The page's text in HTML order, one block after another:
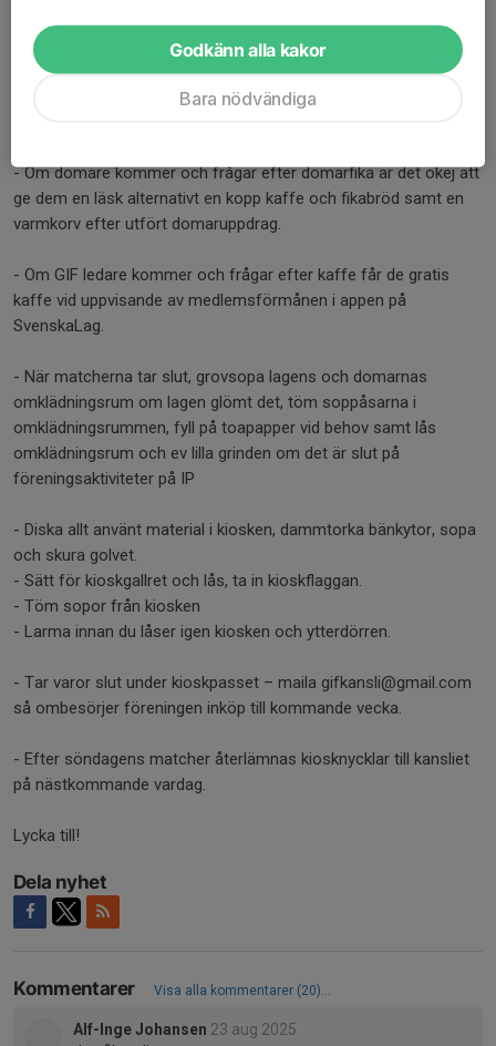
- Om mjölken (eller annat) tar slut gå på Ica och köp ny, spara
kvittot och skriv dina kontouppgifter på baksidan och lämna
kvittot i samband med återlämning av nycklarna så får du tillbaka
- Om domare kommer och frågar efter domarfika är det okej att
ge dem en läsk alternativt en kopp kaffe och fikabröd samt en
varmkorv efter utfört domaruppdrag.
- Om GIF ledare kommer och frågar efter kaffe får de gratis
kaffe vid uppvisande av medlemsförmånen i appen på
SvenskaLag.
- När matcherna tar slut, grovsopa lagens och domarnas
omklädningsrum om lagen glömt det, töm soppåsarna i
omklädningsrummen, fyll på toapapper vid behov samt lås
omklädningsrum och ev lilla grinden om det är slut på
föreningsaktiviteter på IP
- Diska allt använt material i kiosken, dammtorka bänkytor, sopa
och skura golvet.
- Sätt för kioskgallret och lås, ta in kioskflaggan.
- Töm sopor från kiosken
- Larma innan du låser igen kiosken och ytterdörren.
- Tar varor slut under kioskpasset – maila gifkansli@gmail.com
så ombesörjer föreningen inköp till kommande vecka.
- Efter söndagens matcher återlämnas kiosknycklar till kansliet
på nästkommande vardag.
Lycka till!
Dela nyhet
Kommentarer Visa alla kommentarer (20)...
Alf-Inge Johansen 23 aug 2025
Godkänn alla kakor
Bara nödvändiga